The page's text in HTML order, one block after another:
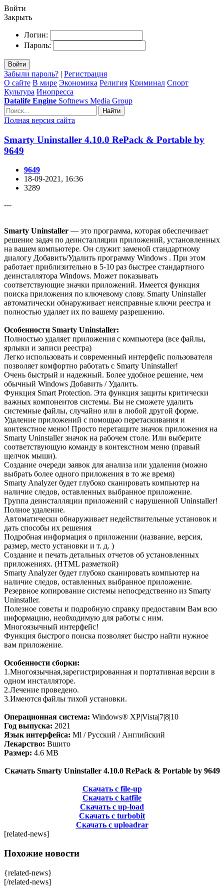
Войти
Закрыть
Логин:
Пароль:
Войти
Забыли пароль? | Регистрация
О сайте В мире Экономика Религия Криминал Спорт
Культура Инопресса
Datalife Engine Softnews Media Group
Найти
Полная версия сайта
Smarty Uninstaller 4.10.0 RePack & Portable by
9649
9649
18-09-2021, 16:36
3289
---
Smarty Uninstaller — это программа, которая обеспечивает
решение задач по деинсталляции приложений, установленных
на вашем компьютере. Он служит заменой стандартному
диалогу Добавить/Удалить программу Windows . При этом
работает приблизительно в 5-10 раз быстрее стандартного
деинсталлятора Windows. Может показывать
соответствующие значки приложений. Имеется функция
поиска приложения по ключевому слову. Smarty Uninstaller
автоматически обнаруживает неисправные ключи реестра и
полностью удаляет их по вашему разрешению.
Особенности Smarty Uninstaller:
Полностью удаляет приложения с компьютера (все файлы,
ярлыки и записи реестра)
Легко использовать и современный интерфейс пользователя
позволяет комфортно работать с Smarty Uninstaller!
Очень быстрый и надежный. Более удобное решение, чем
обычный Windows Добавить / Удалить.
Функция Smart Protection. Эта функция защиты критически
важных компонентов системы. Вы не сможете удалить
системные файлы, случайно или в любой другой форме.
Удаление приложений с помощью перетаскивания и
контекстное меню! Просто перетащите значок приложения на
Smarty Uninstaller значок на рабочем столе. Или выберите
соответствующую команду в контекстном меню (правый
щелчок мыши).
Создание очереди заявок для анализа или удаления (можно
выбрать более одного приложения в то же время)
Smarty Analyzer будет глубоко сканировать компьютер на
наличие следов, оставленных выбранное приложение.
Группа деинсталляции приложений с нарушенной Uninstaller!
Полное удаление.
Автоматически обнаруживает недействительные установок и
дать способы их решения
Подробная информация о приложении (название, версия,
размер, место установки и т. д. )
Создание и печать детальных отчетов об установленных
приложениях. (HTML разметкой)
Smarty Analyzer будет глубоко сканировать компьютер на
наличие следов, оставленных выбранное приложение.
Резервное копирование системы непосредственно из Smarty
Uninstaller.
Полезное советы и подробную справку предоставим Вам всю
информацию, необходимую для работы с ним.
Многоязычный интерфейс!
Функция быстрого поиска позволяет быстро найти нужное
вам приложение.
Особенности сборки:
1.Многоязычная,зарегистрированная и портативная версии в
одном инсталляторе.
2.Лечение проведено.
3.Имеются файлы тихой установки.
Операционная система: Windows® XP|Vista|7|8|10
Год выпуска: 2021
Язык интерфейса: Ml / Русский / Английский
Лекарство: Вшито
Размер: 4.6 MB
Скачать Smarty Uninstaller 4.10.0 RePack & Portable by 9649
Скачать с file-up
Скачать с katfile
Скачать с up-load
Скачать с turbobit
Скачать с uploadrar
[related-news]
Похожие новости
{related-news}
[/related-news]